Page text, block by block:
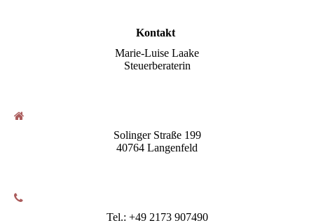
Kontakt
Marie-Luise Laake
Steuerberaterin
Solinger Straße 199
40764 Langenfeld
Tel.: +49 2173 907490